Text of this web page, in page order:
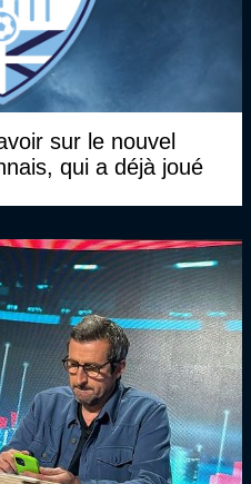
sur le nouvel
qui a déjà joué